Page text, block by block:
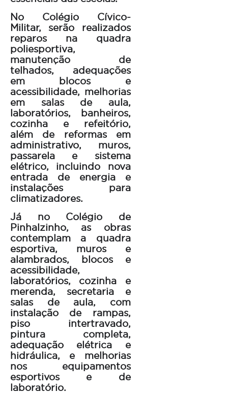
No Colégio Cívico-
Militar, serão realizados
reparos na quadra
poliesportiva,
manutenção de
telhados, adequações
em blocos e
acessibilidade, melhorias
em salas de aula,
laboratórios, banheiros,
cozinha e refeitório,
além de reformas em
administrativo, muros,
passarela e sistema
elétrico, incluindo nova
entrada de energia e
instalações para
climatizadores.
Já no Colégio de
Pinhalzinho, as obras
contemplam a quadra
esportiva, muros e
alambrados, blocos e
acessibilidade,
laboratórios, cozinha e
merenda, secretaria e
salas de aula, com
instalação de rampas,
piso intertravado,
pintura completa,
adequação elétrica e
hidráulica, e melhorias
nos equipamentos
esportivos e de
laboratório.